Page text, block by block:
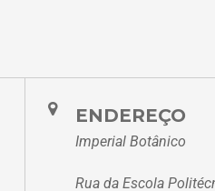
ENDEREÇO
Imperial Botânico
Rua da Escola